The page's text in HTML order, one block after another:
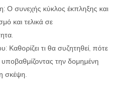
Ο συνεχής κύκλος έκπληξης και
και τελικά σε
Καθορίζει τι θα συζητηθεί, πότε
την δομημένη
σκέψη.